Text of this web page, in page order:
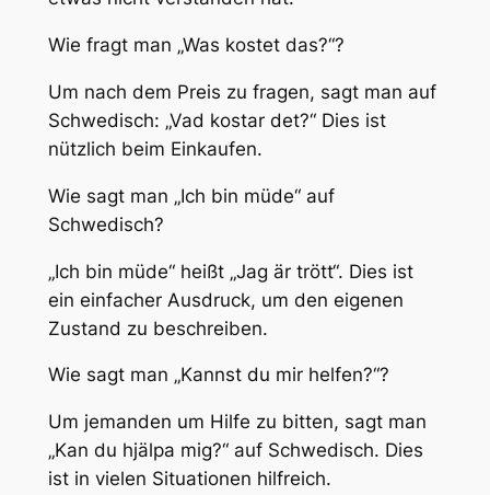
Wie fragt man „Was kostet das?“?
Um nach dem Preis zu fragen, sagt man auf
Schwedisch: „Vad kostar det?“ Dies ist
nützlich beim Einkaufen.
Wie sagt man „Ich bin müde“ auf
Schwedisch?
„Ich bin müde“ heißt „Jag är trött“. Dies ist
ein einfacher Ausdruck, um den eigenen
Zustand zu beschreiben.
Wie sagt man „Kannst du mir helfen?“?
Um jemanden um Hilfe zu bitten, sagt man
„Kan du hjälpa mig?“ auf Schwedisch. Dies
ist in vielen Situationen hilfreich.